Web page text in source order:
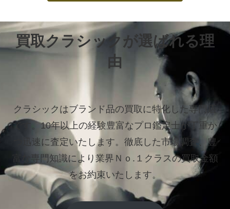
買取クラシックが選ばれる理
由
クラシックはブランド品の買取に特化した専門店
です。10年以上の経験豊富なプロ鑑定士が丁重か
つ迅速に査定いたします。 徹底した市場調査、豊
富な専門知識により業界Ｎｏ.１クラスの買取金額
をお約束いたします。